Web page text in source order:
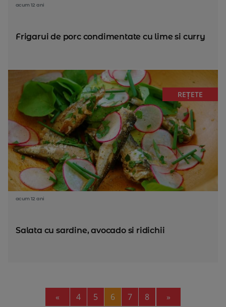
acum 12 ani
Frigarui de porc condimentate cu lime si curry
REȚETE
acum 12 ani
Salata cu sardine, avocado si ridichii
« Previous
4 5 6 7 8 »